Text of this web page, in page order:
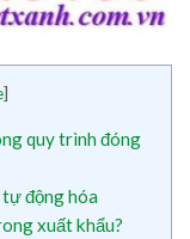
]
quy trình đóng
động hóa
xuất khẩu?